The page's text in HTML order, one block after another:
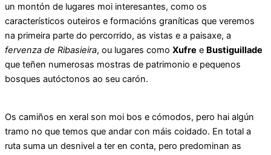
un montón de lugares moi interesantes, como os
característicos outeiros e formacións graníticas que veremos
na primeira parte do percorrido, as vistas e a paisaxe, a
fervenza de Ribasieira, ou lugares como Xufre e Bustiguillade
que teñen numerosas mostras de patrimonio e pequenos
bosques autóctonos ao seu carón.
Os camiños en xeral son moi bos e cómodos, pero hai algún
tramo no que temos que andar con máis coidado. En total a
ruta suma un desnivel a ter en conta, pero predominan as